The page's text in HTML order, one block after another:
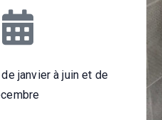
janvier à juin et de